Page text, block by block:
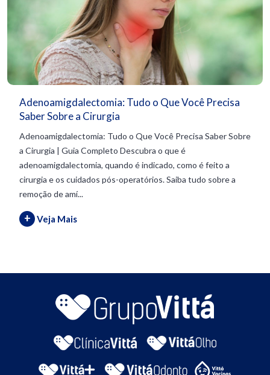
Adenoamigdalectomia: Tudo o Que Você Precisa
Saber Sobre a Cirurgia
Adenoamigdalectomia: Tudo o Que Você Precisa Saber Sobre
a Cirurgia | Guia Completo Descubra o que é
adenoamigdalectomia, quando é indicado, como é feito a
cirurgia e os cuidados pós-operatórios. Saiba tudo sobre a
remoção de amí...
+ Veja Mais